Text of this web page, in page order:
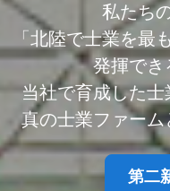
私たち
「北陸で士業を最
発揮でき
当社で育成した
真の士業ファー
第二